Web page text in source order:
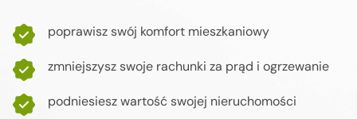
poprawisz swój komfort mieszkaniowy
zmniejszysz swoje rachunki za prąd i ogrzewanie
podniesiesz wartość swojej nieruchomości